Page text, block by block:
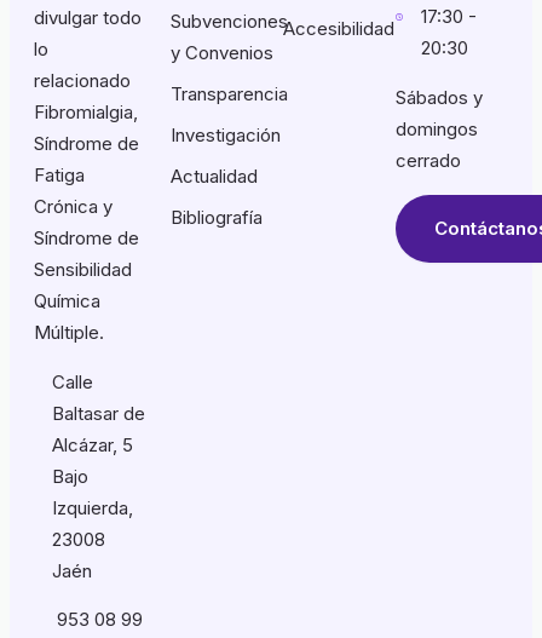
divulgar todo
lo
relacionado
Fibromialgia,
Síndrome de
Fatiga
Crónica y
Síndrome de
Sensibilidad
Química
Múltiple.
Calle
Baltasar de
Alcázar, 5
Bajo
Izquierda,
23008
Jaén
953 08 99
Subvenciones
y Convenios
Transparencia
Investigación
Actualidad
Bibliografía
Accesibilidad
17:30 -
20:30
Sábados y
domingos
cerrado